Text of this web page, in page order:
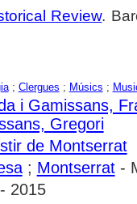
Review.
; Clergues ; Músics ;
i Gamissans,
Gregori
de Montserrat
; Montserrat-
2015